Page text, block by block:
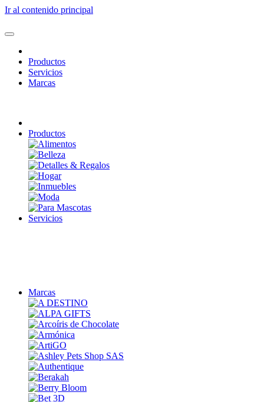
Ir al contenido principal
Productos
Servicios
Marcas
Productos
Servicios
Marcas